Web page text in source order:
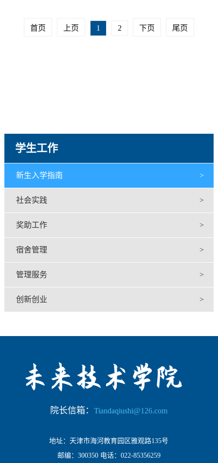
首页 上页 1 2 下页 尾页
学生工作
新生入学指南 >
社会实践 >
奖助工作 >
宿舍管理 >
管理服务 >
创新创业 >
院长信箱：Tiandaqiushi@126.com
地址：天津市海河教育园区雅观路135号
邮编：300350 电话：022-85356259